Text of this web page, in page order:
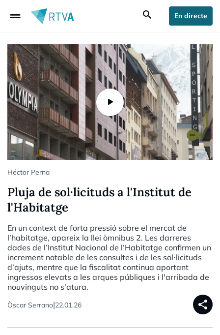
drag_handle search En directe
Héctor Perna
Pluja de sol·licituds a l'Institut de
l'Habitatge
En un context de forta pressió sobre el mercat de
l’habitatge, apareix la llei òmnibus 2. Les darreres
dades de l’Institut Nacional de l’Habitatge confirmen un
increment notable de les consultes i de les sol·licituds
d’ajuts, mentre que la fiscalitat continua aportant
ingressos elevats a les arques públiques i l'arribada de
nouvinguts no s'atura.
Òscar Serrano|22.01.26 share